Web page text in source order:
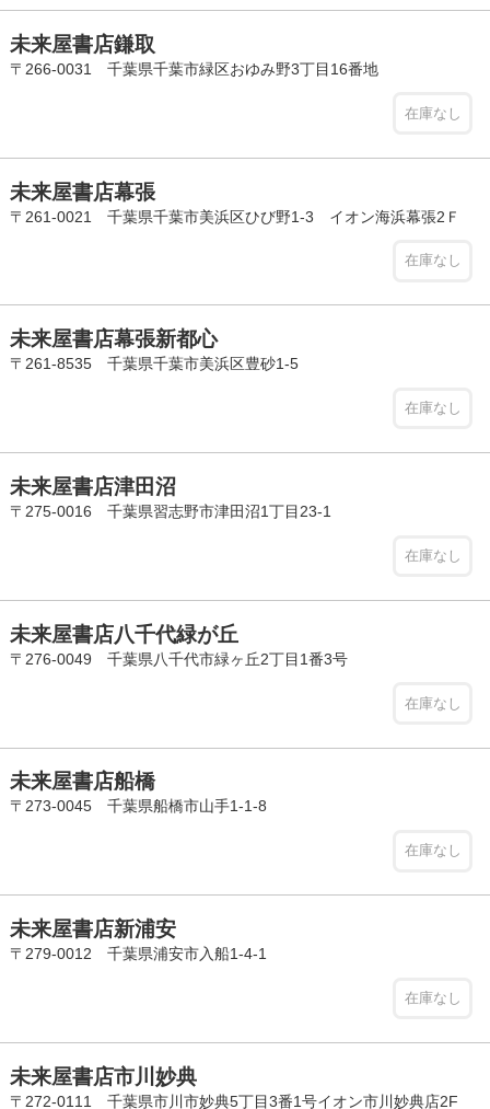
未来屋書店鎌取
〒266-0031 千葉県千葉市緑区おゆみ野3丁目16番地
在庫なし
未来屋書店幕張
〒261-0021 千葉県千葉市美浜区ひび野1-3 イオン海浜幕張2Ｆ
在庫なし
未来屋書店幕張新都心
〒261-8535 千葉県千葉市美浜区豊砂1-5
在庫なし
未来屋書店津田沼
〒275-0016 千葉県習志野市津田沼1丁目23-1
在庫なし
未来屋書店八千代緑が丘
〒276-0049 千葉県八千代市緑ヶ丘2丁目1番3号
在庫なし
未来屋書店船橋
〒273-0045 千葉県船橋市山手1-1-8
在庫なし
未来屋書店新浦安
〒279-0012 千葉県浦安市入船1-4-1
在庫なし
未来屋書店市川妙典
〒272-0111 千葉県市川市妙典5丁目3番1号イオン市川妙典店2F